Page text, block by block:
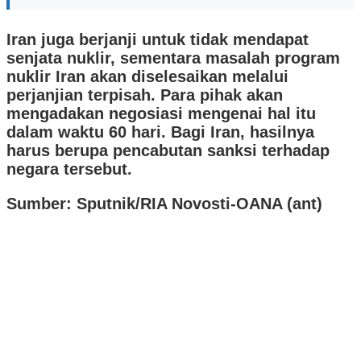
Iran juga berjanji untuk tidak mendapat
senjata nuklir, sementara masalah program
nuklir Iran akan diselesaikan melalui
perjanjian terpisah. Para pihak akan
mengadakan negosiasi mengenai hal itu
dalam waktu 60 hari. Bagi Iran, hasilnya
harus berupa pencabutan sanksi terhadap
negara tersebut.
Sumber: Sputnik/RIA Novosti-OANA (ant)